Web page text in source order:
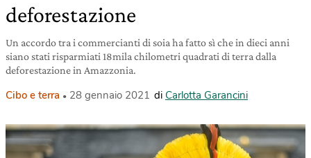
deforestazione
Un accordo tra i commercianti di soia ha fatto sì che in dieci anni
siano stati risparmiati 18mila chilometri quadrati di terra dalla
deforestazione in Amazzonia.
Cibo e terra 28 gennaio 2021 di Carlotta Garancini